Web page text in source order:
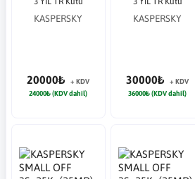
KASPERSKY
20000₺
+ KDV
24000₺ (KDV dahil)
KASPERSKY
30000₺
+ KDV
36000₺ (KDV dahil)